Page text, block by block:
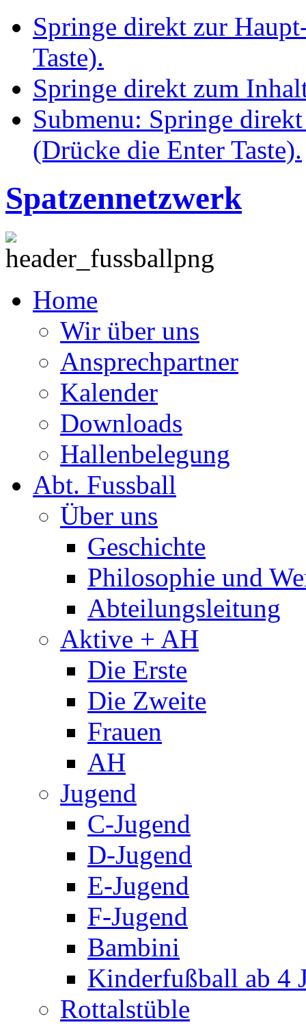
Springe direkt zur
Taste).
Springe direkt zum
Submenu: Springe
(Drücke die Enter Taste).
Spatzennetzwerk
Home
Wir über uns
Ansprechpartner
Kalender
Downloads
Hallenbelegung
Abt. Fussball
Über uns
Geschichte
Philosophie und
Abteilungsleitung
Aktive + AH
Die Erste
Die Zweite
Frauen
AH
Jugend
C-Jugend
D-Jugend
E-Jugend
F-Jugend
Bambini
Kinderfußball ab 4
Rottalstüble